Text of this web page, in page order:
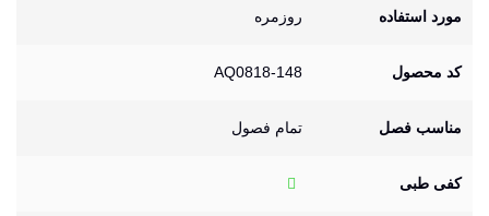
مورد استفاده روزمره
کد محصول AQ0818-148
مناسب فصل تمام فصول
کفی طبی